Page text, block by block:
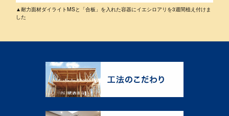
▲耐力面材ダイライトMSと「合板」を入れた容器にイエシロアリを3週間植え付けま
した